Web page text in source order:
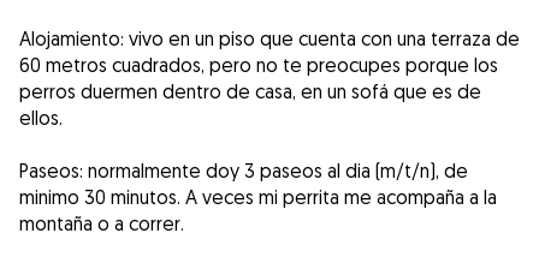
Alojamiento: vivo en un piso que cuenta con una terraza de
60 metros cuadrados, pero no te preocupes porque los
perros duermen dentro de casa, en un sofá que es de
ellos.
Paseos: normalmente doy 3 paseos al dia (m/t/n), de
minimo 30 minutos. A veces mi perrita me acompaña a la
montaña o a correr.